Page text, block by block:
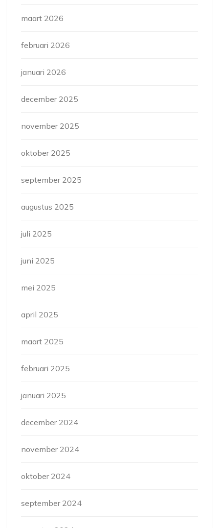
maart 2026
februari 2026
januari 2026
december 2025
november 2025
oktober 2025
september 2025
augustus 2025
juli 2025
juni 2025
mei 2025
april 2025
maart 2025
februari 2025
januari 2025
december 2024
november 2024
oktober 2024
september 2024